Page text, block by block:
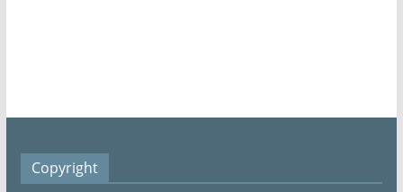
Copyright